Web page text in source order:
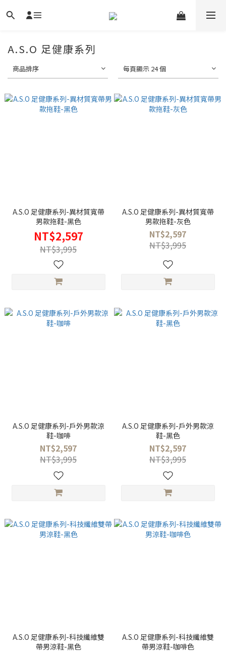
A.S.O 足健康系列
商品排序 每頁顯示 24 個
A.S.O 足健康系列-異材質寬帶
男款拖鞋-黑色
NT$2,597
NT$3,995
A.S.O 足健康系列-異材質寬帶
男款拖鞋-灰色
NT$2,597
NT$3,995
A.S.O 足健康系列-戶外男款涼
鞋-咖啡
NT$2,597
NT$3,995
A.S.O 足健康系列-戶外男款涼
鞋-黑色
NT$2,597
NT$3,995
A.S.O 足健康系列-科技纖維雙
帶男涼鞋-黑色
A.S.O 足健康系列-科技纖維雙
帶男涼鞋-咖啡色